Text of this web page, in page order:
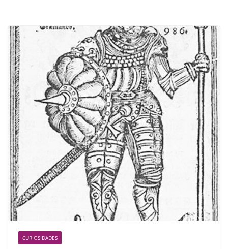
CURIOSIDADES